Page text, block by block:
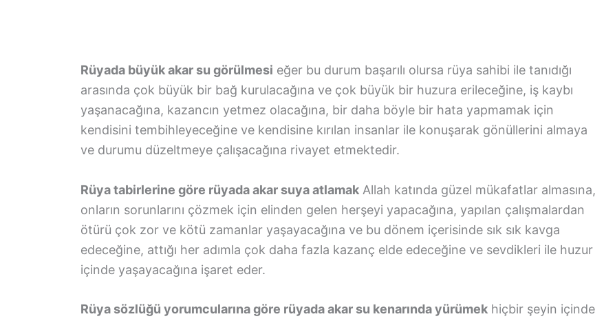
Rüyada büyük akar su görülmesi eğer bu durum başarılı olursa rüya sahibi ile tanıdığı
arasında çok büyük bir bağ kurulacağına ve çok büyük bir huzura erileceğine, iş kaybı
yaşanacağına, kazancın yetmez olacağına, bir daha böyle bir hata yapmamak için
kendisini tembihleyeceğine ve kendisine kırılan insanlar ile konuşarak gönüllerini almaya
ve durumu düzeltmeye çalışacağına rivayet etmektedir.
Rüya tabirlerine göre rüyada akar suya atlamak Allah katında güzel mükafatlar almasına,
onların sorunlarını çözmek için elinden gelen herşeyi yapacağına, yapılan çalışmalardan
ötürü çok zor ve kötü zamanlar yaşayacağına ve bu dönem içerisinde sık sık kavga
edeceğine, attığı her adımla çok daha fazla kazanç elde edeceğine ve sevdikleri ile huzur
içinde yaşayacağına işaret eder.
Rüya sözlüğü yorumcularına göre rüyada akar su kenarında yürümek hiçbir şeyin içinde